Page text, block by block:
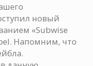
новый
«Subwise
Напомним, что